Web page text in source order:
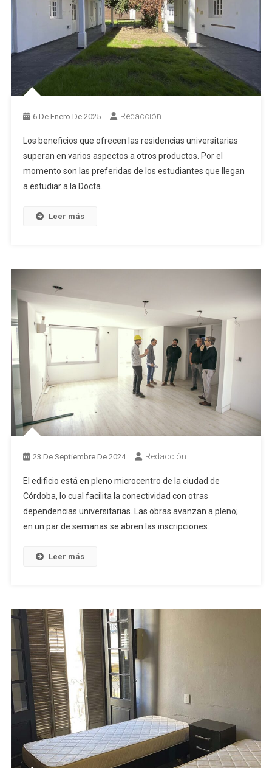
6 De Enero De 2025 Redacción
Los beneficios que ofrecen las residencias universitarias
superan en varios aspectos a otros productos. Por el
momento son las preferidas de los estudiantes que llegan
a estudiar a la Docta.
Leer más
23 De Septiembre De 2024 Redacción
El edificio está en pleno microcentro de la ciudad de
Córdoba, lo cual facilita la conectividad con otras
dependencias universitarias. Las obras avanzan a pleno;
en un par de semanas se abren las inscripciones.
Leer más